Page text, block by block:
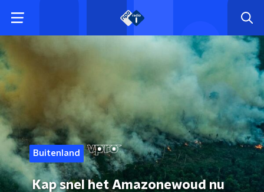
Buitenland
Kap snel het Amazonewoud nu